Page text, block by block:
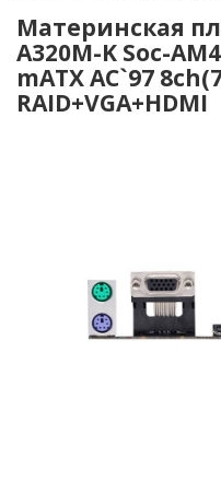
Материнская
A320M-K Soc-
mATX AC`97
RAID+VGA+HDMI